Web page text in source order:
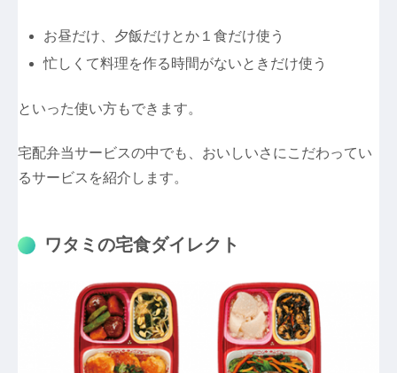
お昼だけ、夕飯だけとか１食だけ使う
忙しくて料理を作る時間がないときだけ使う
といった使い方もできます。
宅配弁当サービスの中でも、おいしいさにこだわってい
るサービスを紹介します。
ワタミの宅食ダイレクト